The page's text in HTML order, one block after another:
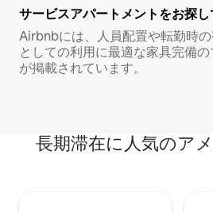
サービスアパートメントをお探し
Airbnbには、人員配置や転勤時
としての利用に最適な家具完備
が掲載されています。
長期滞在に人気のア